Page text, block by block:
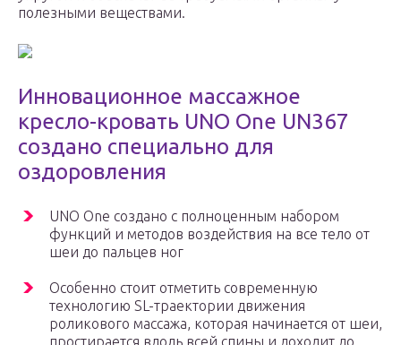
полезными веществами.
Инновационное массажное
кресло-кровать UNO One UN367
создано специально для
оздоровления
UNO One создано с полноценным набором
функций и методов воздействия на все тело от
шеи до пальцев ног
Особенно стоит отметить современную
технологию SL-траектории движения
роликового массажа, которая начинается от шеи,
простирается вдоль всей спины и доходит до